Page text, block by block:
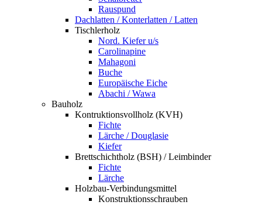
Rauspund
Dachlatten / Konterlatten / Latten
Tischlerholz
Nord. Kiefer u/s
Carolinapine
Mahagoni
Buche
Europäische Eiche
Abachi / Wawa
Bauholz
Kontruktionsvollholz (KVH)
Fichte
Lärche / Douglasie
Kiefer
Brettschichtholz (BSH) / Leimbinder
Fichte
Lärche
Holzbau-Verbindungsmittel
Konstruktionsschrauben